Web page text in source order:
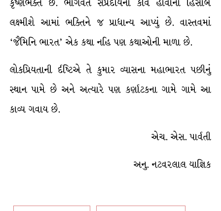
કૃષ્ણભક્ત છે. ભાગવત સંપ્રદાયના કવિ હોવાના હિસાબે
લક્ષ્મીશે આમાં ભક્તિને જ પ્રાધાન્ય આપ્યું છે. વાસ્તવમાં
‘જૈમિનિ ભારત’ એક કથા નહિ પણ કથાઓની માળા છે.
લોકપ્રિયતાની ર્દષ્ટિએ તે કુમાર વ્યાસના મહાભારત પછીનું
સ્થાન પામે છે અને અત્યારે પણ કર્ણાટકના ગામે ગામે આ
કાવ્ય ગવાય છે.
એચ. એસ. પાર્વતી
અનુ. નટવરલાલ યાજ્ઞિક